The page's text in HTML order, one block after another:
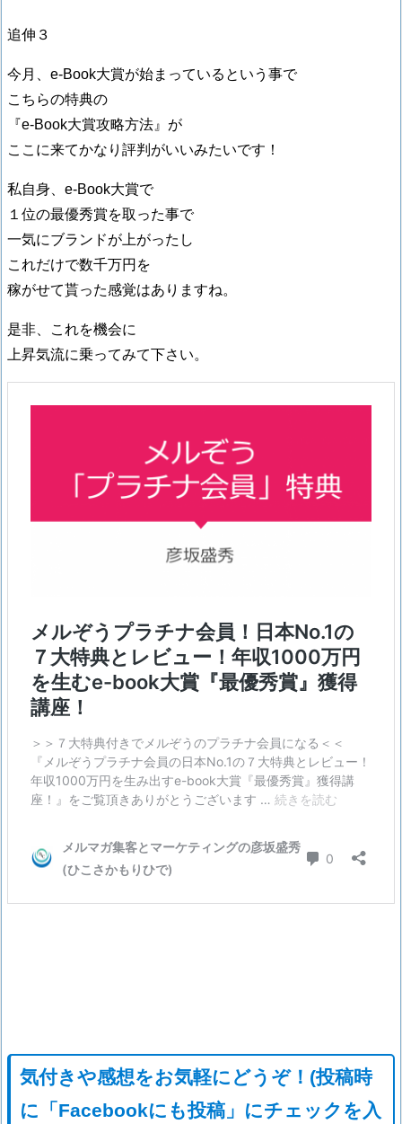
追伸３
今月、e-Book大賞が始まっているという事で
こちらの特典の
『e-Book大賞攻略方法』が
ここに来てかなり評判がいいみたいです！
私自身、e-Book大賞で
１位の最優秀賞を取った事で
一気にブランドが上がったし
これだけで数千万円を
稼がせて貰った感覚はありますね。
是非、これを機会に
上昇気流に乗ってみて下さい。
気付きや感想をお気軽にどうぞ！(投稿時
に「Facebookにも投稿」にチェックを入